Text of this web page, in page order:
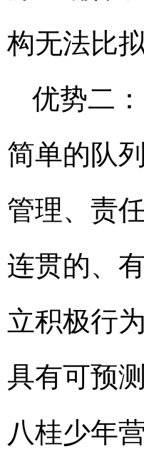
构无法比
优势二
简单的队
管理、责
连贯的、
立积极行
具有可预
八桂少年